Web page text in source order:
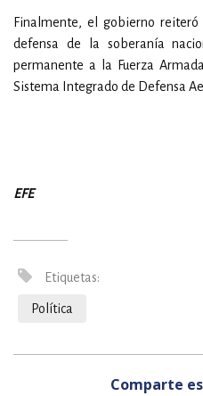
Finalmente, el gobierno
defensa de la soberanía
permanente a la Fuerza
Sistema Integrado de Defensa
EFE
Etiquetas:
Política
Comparte